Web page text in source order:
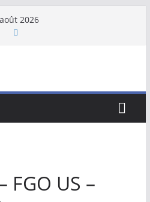
2026
FGO US –